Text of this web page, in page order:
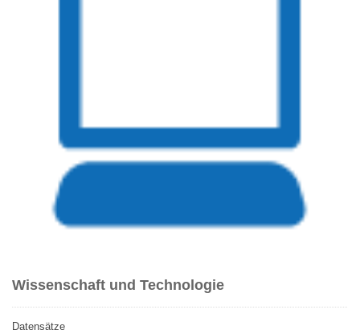
Wissenschaft und Technologie
Datensätze